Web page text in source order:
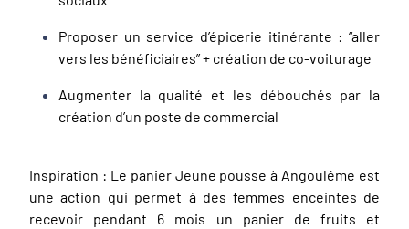
Proposer un service d’épicerie itinérante : “aller
vers les bénéficiaires” + création de co-voiturage
Augmenter la qualité et les débouchés par la
création d’un poste de commercial
Inspiration : Le panier Jeune pousse à Angoulême est
une action qui permet à des femmes enceintes de
recevoir pendant 6 mois un panier de fruits et